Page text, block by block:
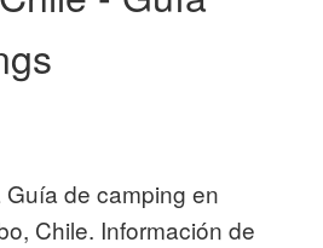
de camping en
Chile. Información de